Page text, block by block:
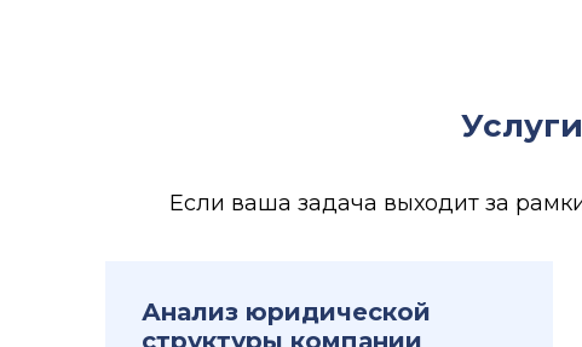
Если ваша задача выходит за
Анализ юридической
структуры компании